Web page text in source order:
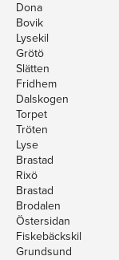
Dona
Bovik
Lysekil
Grötö
Slätten
Fridhem
Dalskogen
Torpet
Tröten
Lyse
Brastad
Rixö
Brastad
Brodalen
Östersidan
Fiskebäckskil
Grundsund